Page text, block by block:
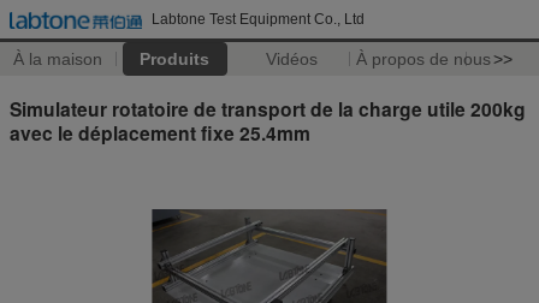
Labtone Test Equipment Co., Ltd
À la maison Produits Vidéos À propos de nous>>
Simulateur rotatoire de transport de la charge utile 200kg
avec le déplacement fixe 25.4mm